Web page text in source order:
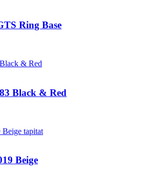
Ring Base
Black & Red
Beige